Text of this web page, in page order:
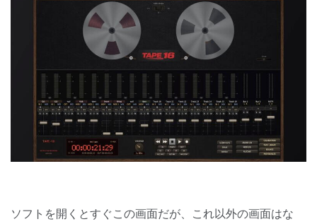
ソフトを開くとすぐこの画面だが、これ以外の画面はな